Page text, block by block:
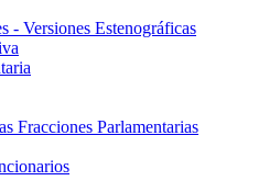
- Versiones Estenográficas
Fracciones Parlamentarias